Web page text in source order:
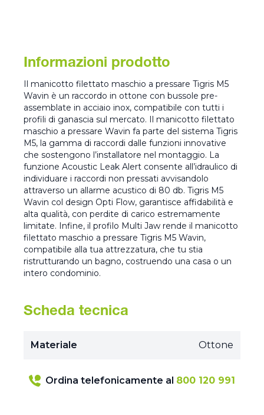
Informazioni prodotto
Il manicotto filettato maschio a pressare Tigris M5
Wavin è un raccordo in ottone con bussole pre-
assemblate in acciaio inox, compatibile con tutti i
profili di ganascia sul mercato. Il manicotto filettato
maschio a pressare Wavin fa parte del sistema Tigris
M5, la gamma di raccordi dalle funzioni innovative
che sostengono l’installatore nel montaggio. La
funzione Acoustic Leak Alert consente all’idraulico di
individuare i raccordi non pressati avvisandolo
attraverso un allarme acustico di 80 db. Tigris M5
Wavin col design Opti Flow, garantisce affidabilità e
alta qualità, con perdite di carico estremamente
limitate. Infine, il profilo Multi Jaw rende il manicotto
filettato maschio a pressare Tigris M5 Wavin,
compatibile alla tua attrezzatura, che tu stia
ristrutturando un bagno, costruendo una casa o un
intero condominio.
Scheda tecnica
Materiale Ottone
Ordina telefonicamente al 800 120 991